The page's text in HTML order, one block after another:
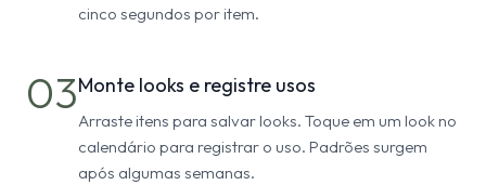
cinco segundos por item.
03Monte looks e registre usos
Arraste itens para salvar looks. Toque em um look no
calendário para registrar o uso. Padrões surgem
após algumas semanas.